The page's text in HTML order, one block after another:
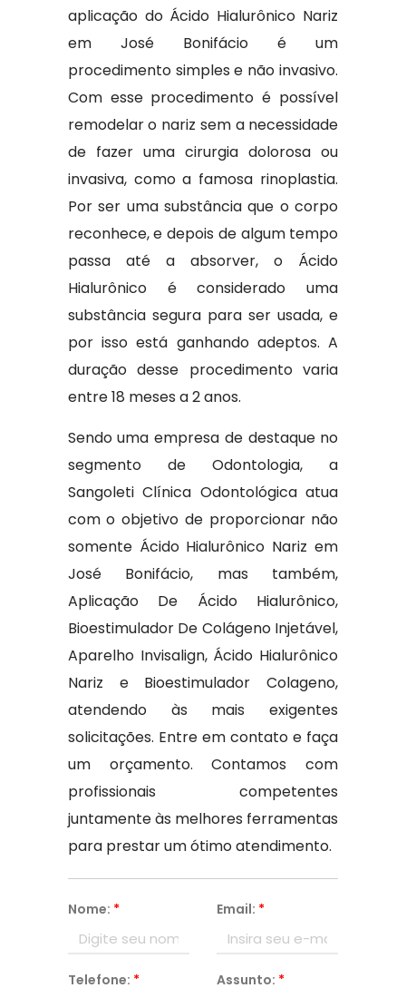
aplicação do Ácido Hialurônico Nariz
em José Bonifácio é um
procedimento simples e não invasivo.
Com esse procedimento é possível
remodelar o nariz sem a necessidade
de fazer uma cirurgia dolorosa ou
invasiva, como a famosa rinoplastia.
Por ser uma substância que o corpo
reconhece, e depois de algum tempo
passa até a absorver, o Ácido
Hialurônico é considerado uma
substância segura para ser usada, e
por isso está ganhando adeptos. A
duração desse procedimento varia
entre 18 meses a 2 anos.
Sendo uma empresa de destaque no
segmento de Odontologia, a
Sangoleti Clínica Odontológica atua
com o objetivo de proporcionar não
somente Ácido Hialurônico Nariz em
José Bonifácio, mas também,
Aplicação De Ácido Hialurônico,
Bioestimulador De Colágeno Injetável,
Aparelho Invisalign, Ácido Hialurônico
Nariz e Bioestimulador Colageno,
atendendo às mais exigentes
solicitações. Entre em contato e faça
um orçamento. Contamos com
profissionais competentes
juntamente às melhores ferramentas
para prestar um ótimo atendimento.
Nome: * Email: *
Telefone: * Assunto: *